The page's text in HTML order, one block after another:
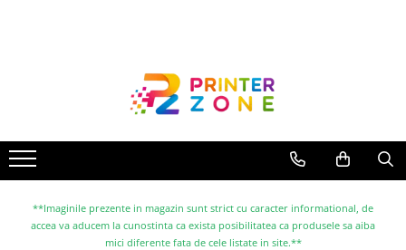
Imprimante cu jet
Multifunctionale laser
Multifunctionale cu jet
Imprimante etichete
**Imaginile prezente in magazin sunt strict cu caracter informational, de
accea va aducem la cunostinta ca exista posibilitatea ca produsele sa aiba
mici diferente fata de cele listate in site.**